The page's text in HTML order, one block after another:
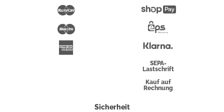
Maestro
Pay
Überweisung
SEPA-
Lastschrift
Kauf auf
Rechnung
Sicherheit